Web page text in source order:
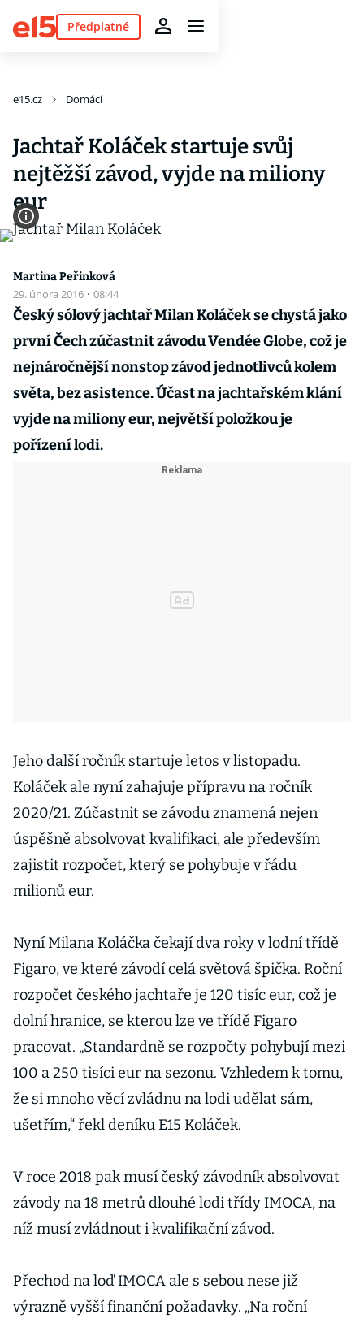
Předplatné
e15.cz Domácí
Jachtař Koláček startuje svůj
nejtěžší závod, vyjde na miliony
eur
Martina Peřinková
29. února 2016 · 08:44
Český sólový jachtař Milan Koláček se chystá jako
první Čech zúčastnit závodu Vendée Globe, což je
nejnáročnější nonstop závod jednotlivců kolem
světa, bez asistence. Účast na jachtařském klání
vyjde na miliony eur, největší položkou je
pořízení lodi.
Jeho další ročník startuje letos v listopadu.
Koláček ale nyní zahajuje přípravu na ročník
2020/21. Zúčastnit se závodu znamená nejen
úspěšně absolvovat kvalifikaci, ale především
zajistit rozpočet, který se pohybuje v řádu
milionů eur.
Nyní Milana Koláčka čekají dva roky v lodní třídě
Figaro, ve které závodí celá světová špička. Roční
rozpočet českého jachtaře je 120 tisíc eur, což je
dolní hranice, se kterou lze ve třídě Figaro
pracovat. „Standardně se rozpočty pohybují mezi
100 a 250 tisíci eur na sezonu. Vzhledem k tomu,
že si mnoho věcí zvládnu na lodi udělat sám,
ušetřím,“ řekl deníku E15 Koláček.
V roce 2018 pak musí český závodník absolvovat
závody na 18 metrů dlouhé lodi třídy IMOCA, na
níž musí zvládnout i kvalifikační závod.
Přechod na loď IMOCA ale s sebou nese již
výrazně vyšší finanční požadavky. „Na roční